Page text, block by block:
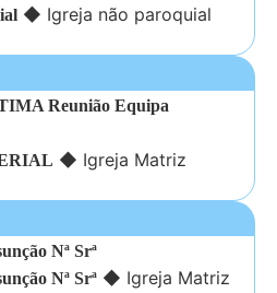
◆ Igreja não paroquial
Reunião Equipa
◆ Igreja Matriz
Nª Srª
Nª Srª ◆ Igreja Matriz